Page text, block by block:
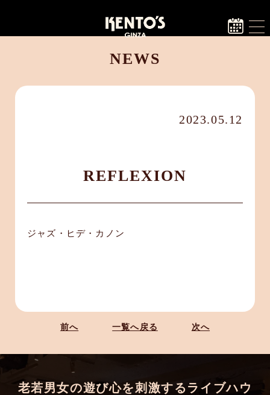
NEWS
2023.05.12
REFLEXION
ジャズ・ヒデ・カノン
前へ 一覧へ戻る 次へ
老若男女の遊び心を刺激するライブハウ